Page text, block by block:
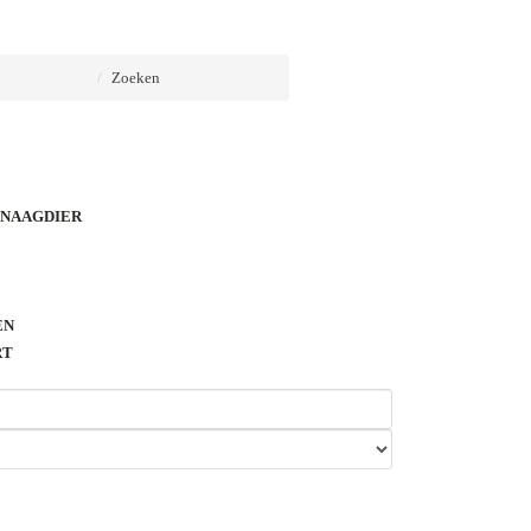
Zoeken